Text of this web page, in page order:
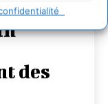
des